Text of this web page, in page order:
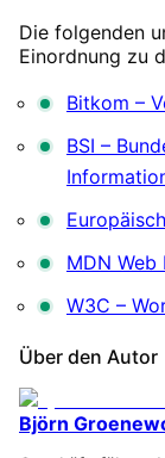
Die folgenden
Einordnung zu
Bitkom –
BSI –
MDN
W3C –
Über den Autor
Björn